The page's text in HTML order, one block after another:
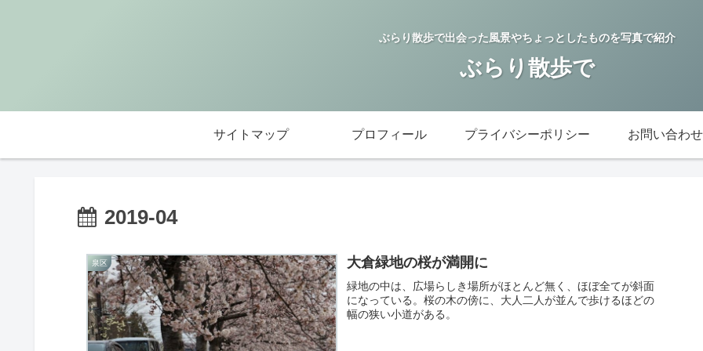
ぶらり散歩で出会った風景やちょっとしたものを写真で紹介
ぶらり散歩で
サイトマップ プロフィール プライバシーポリシー お問い合わせ
2019-04
泉区 大倉緑地の桜が満開に
緑地の中は、広場らしき場所がほとんど無く、ほぼ全てが斜面
になっている。桜の木の傍に、大人二人が並んで歩けるほどの
幅の狭い小道がある。